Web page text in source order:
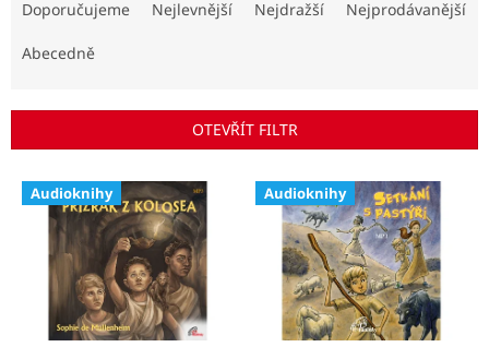
r
o
d
Doporučujeme Nejlevnější Nejdražší Nejprodávanější
Abecedně
OTEVŘÍT FILTR
V Audioknihy Audioknihy